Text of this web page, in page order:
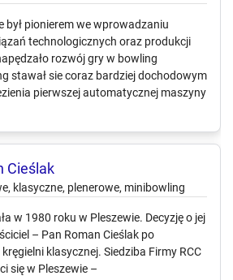
był pionierem we wprowadzaniu
technologicznych oraz produkcji
rozwój gry w bowling
stawał sie coraz bardziej dochodowym
pierwszej automatycznej maszyny
Cieślak
klasyczne, plenerowe, minibowling
w 1980 roku w Pleszewie. Decyzję o jej
– Pan Roman Cieślak po
klasycznej. Siedziba Firmy RCC
się w Pleszewie –